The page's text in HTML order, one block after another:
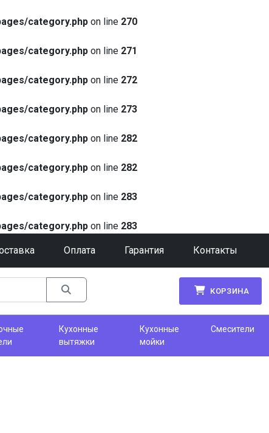
category.php on line 270
category.php on line 271
category.php on line 272
category.php on line 273
category.php on line 282
category.php on line 282
category.php on line 283
category.php on line 283
Оплата Гарантия Контакты
КОРЗИНА
Кухонные
вытяжки
Кухонные
мойки
Смесители